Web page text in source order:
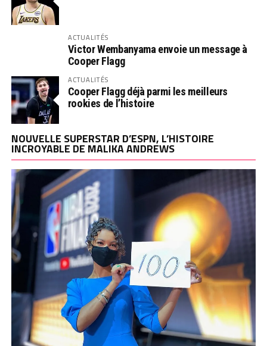
ACTUALITÉS
Victor Wembanyama envoie un message à
Cooper Flagg
ACTUALITÉS
Cooper Flagg déjà parmi les meilleurs
rookies de l’histoire
NOUVELLE SUPERSTAR D’ESPN, L’HISTOIRE
INCROYABLE DE MALIKA ANDREWS